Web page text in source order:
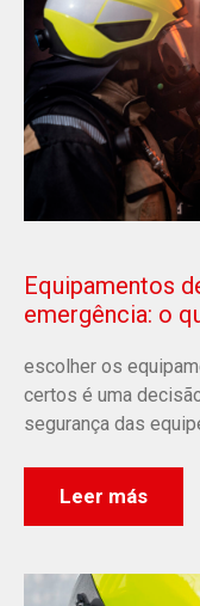
Equipamentos
emergência: o
escolher os
certos é uma
segurança das
Leer más